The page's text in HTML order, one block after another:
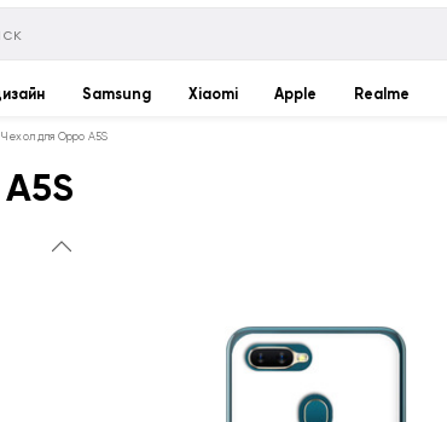
Samsung Xiaomi Apple Realme
Чехол для Oppo A5S